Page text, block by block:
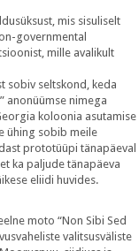
mis sisuliselt
governmental
mille avalikult
sobiv seltskond, keda
anonüümse nimega
koloonia asutamise
ühing sobib meile
prototüüpi tänapäeval
ka paljude tänapäeva
eliidi huvides.
moto “Non Sibi Sed
valitsusväliste